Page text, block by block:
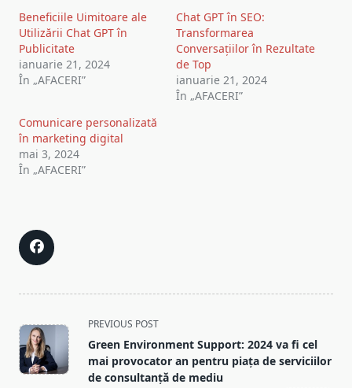
Beneficiile Uimitoare ale
Utilizării Chat GPT în
Publicitate
ianuarie 21, 2024
În „AFACERI”
Chat GPT în SEO:
Transformarea
Conversațiilor în Rezultate
de Top
ianuarie 21, 2024
În „AFACERI”
Comunicare personalizată
în marketing digital
mai 3, 2024
În „AFACERI”
<span
class="nav-
subtitle
screen-
PREVIOUS POST
Green Environment Support: 2024 va fi cel
mai provocator an pentru piața de serviciilor
de consultanță de mediu